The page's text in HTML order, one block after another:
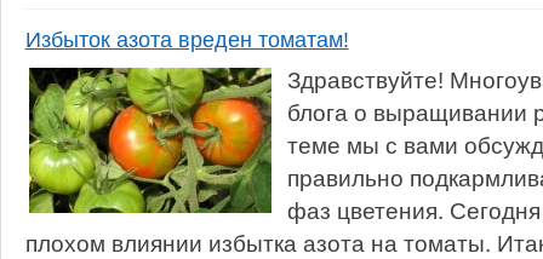
Избыток азота вреден томатам!
Здравствуйте!
блога о выращивании
теме мы с вами
правильно
фаз цветения.
плохом влиянии избытка азота на томаты.